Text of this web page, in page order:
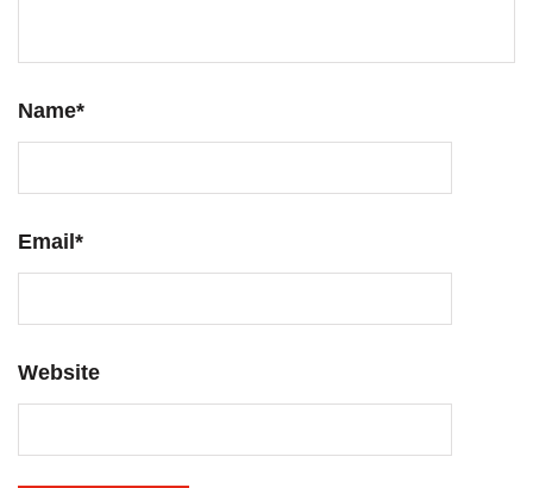
Name*
Email *
Website